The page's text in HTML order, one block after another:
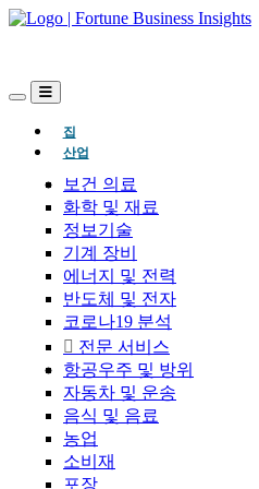
집(현재의)
산업
보건 의료
화학 및 재료
정보기술
기계 장비
에너지 및 전력
반도체 및 전자
코로나19 분석
전문 서비스
항공우주 및 방위
자동차 및 운송
음식 및 음료
농업
소비재
포장